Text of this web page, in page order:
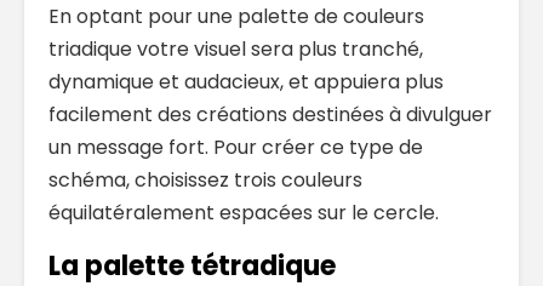
En optant pour une palette de couleurs
triadique votre visuel sera plus tranché,
dynamique et audacieux, et appuiera plus
facilement des créations destinées à divulguer
un message fort. Pour créer ce type de
schéma, choisissez trois couleurs
équilatéralement espacées sur le cercle.
La palette tétradique